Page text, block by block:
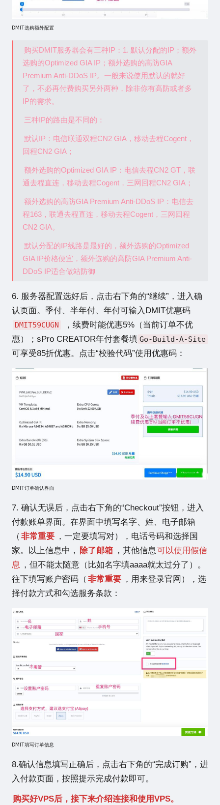
DMIT选购额外配置
购买DMIT服务器会有三种IP：1. 默认分配的IP；额外
选购的Optimized GIA IP；额外选购的高防GIA
Premium Anti-DDoS IP。一般来说使用默认的就好
了，不必再付费购买另外两种，除非你有高防或者多
IP的需求。
三种IP的路由是不同的：
默认IP：电信联通双程CN2 GIA，移动去程Cogent，
回程CN2 GIA；
额外选购的Optimized GIA IP：电信去程CN2 GT，联
通去程直连，移动去程Cogent，三网回程CN2 GIA；
额外选购的高防GIA Premium Anti-DDoS IP：电信去
程163，联通去程直连，移动去程Cogent，三网回程
CN2 GIA。
默认分配的IP线路是最好的，额外选购的Optimized
GIA IP价格便宜，额外选购的高防GIA Premium Anti-
DDoS IP适合做站防御
6. 服务器配置选好后，点击右下角的“继续”，进入确
认页面。季付、半年付、年付可输入DMIT优惠码
DMIT59CUGN
，续费时能优惠5%（当前订单不优
惠）；sPro CREATOR年付套餐填 Go-Build-A-Site
可享受85折优惠。点击“校验代码”使用优惠码：
DMIT订单确认界面
7. 确认无误后，点击右下角的“Checkout”按钮，进入
付款账单界面。在界面中填写名字、姓、电子邮箱
（ 非常重要 ，一定要填写对），电话号码和选择国
家。以上信息中， 除了邮箱 ，其他信息 可以使用假信
息 ，但不能太随意（比如名字填aaaa就太过分了）。
往下填写账户密码（ 非常重要 ，用来登录官网），选
择付款方式和勾选服务条款：
DMIT填写订单信息
8.确认信息填写正确后，点击右下角的“完成订购”，进
入付款页面，按照提示完成付款即可。
购买好VPS后，接下来介绍连接和使用VPS。